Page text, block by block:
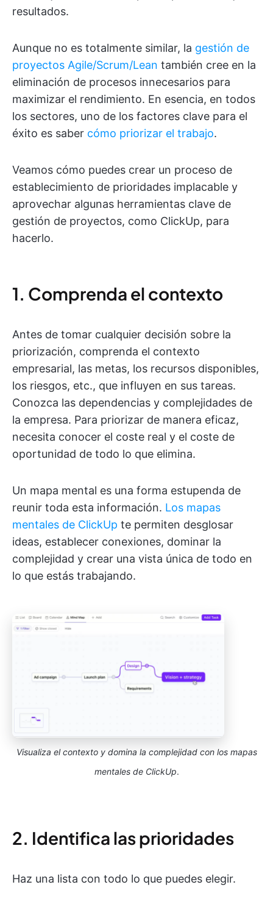
resultados.
Aunque no es totalmente similar, la gestión de
proyectos Agile/Scrum/Lean también cree en la
eliminación de procesos innecesarios para
maximizar el rendimiento. En esencia, en todos
los sectores, uno de los factores clave para el
éxito es saber cómo priorizar el trabajo.
Veamos cómo puedes crear un proceso de
establecimiento de prioridades implacable y
aprovechar algunas herramientas clave de
gestión de proyectos, como ClickUp, para
hacerlo.
1. Comprenda el contexto
Antes de tomar cualquier decisión sobre la
priorización, comprenda el contexto
empresarial, las metas, los recursos disponibles,
los riesgos, etc., que influyen en sus tareas.
Conozca las dependencias y complejidades de
la empresa. Para priorizar de manera eficaz,
necesita conocer el coste real y el coste de
oportunidad de todo lo que elimina.
Un mapa mental es una forma estupenda de
reunir toda esta información. Los mapas
mentales de ClickUp te permiten desglosar
ideas, establecer conexiones, dominar la
complejidad y crear una vista única de todo en
lo que estás trabajando.
Visualiza el contexto y domina la complejidad con los mapas
mentales de ClickUp.
2. Identifica las prioridades
Haz una lista con todo lo que puedes elegir.